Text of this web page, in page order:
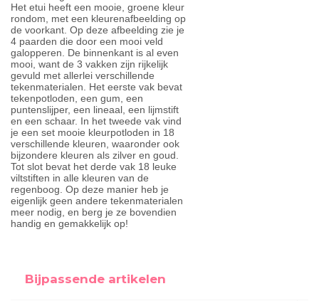
Het etui heeft een mooie, groene kleur
rondom, met een kleurenafbeelding op
de voorkant. Op deze afbeelding zie je
4 paarden die door een mooi veld
galopperen. De binnenkant is al even
mooi, want de 3 vakken zijn rijkelijk
gevuld met allerlei verschillende
tekenmaterialen. Het eerste vak bevat
tekenpotloden, een gum, een
puntenslijper, een lineaal, een lijmstift
en een schaar. In het tweede vak vind
je een set mooie kleurpotloden in 18
verschillende kleuren, waaronder ook
bijzondere kleuren als zilver en goud.
Tot slot bevat het derde vak 18 leuke
viltstiften in alle kleuren van de
regenboog. Op deze manier heb je
eigenlijk geen andere tekenmaterialen
meer nodig, en berg je ze bovendien
handig en gemakkelijk op!
Bijpassende artikelen